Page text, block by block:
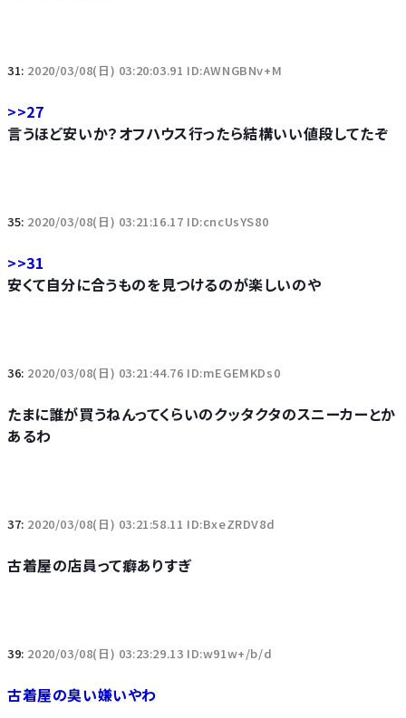
31: 2020/03/08(日) 03:20:03.91 ID:AWNGBNv+M
>>27
言うほど安いか？オフハウス行ったら結構いい値段してたぞ
35: 2020/03/08(日) 03:21:16.17 ID:cncUsYS80
>>31
安くて自分に合うものを見つけるのが楽しいのや
36: 2020/03/08(日) 03:21:44.76 ID:mEGEMKDs0
たまに誰が買うねんってくらいのクッタクタのスニーカーとか
あるわ
37: 2020/03/08(日) 03:21:58.11 ID:BxeZRDV8d
古着屋の店員って癖ありすぎ
39: 2020/03/08(日) 03:23:29.13 ID:w91w+/b/d
古着屋の臭い嫌いやわ